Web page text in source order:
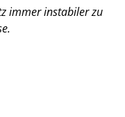
immer instabiler zu